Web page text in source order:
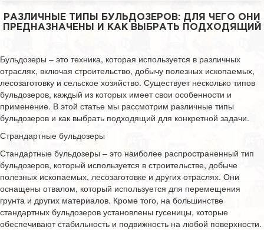
РАЗЛИЧНЫЕ ТИПЫ БУЛЬДОЗЕРОВ: ДЛЯ ЧЕГО ОНИ
ПРЕДНАЗНАЧЕНЫ И КАК ВЫБРАТЬ ПОДХОДЯЩИЙ
Бульдозеры – это техника, которая используется в различных
отраслях, включая строительство, добычу полезных ископаемых,
лесозаготовку и сельское хозяйство. Существует несколько типов
бульдозеров, каждый из которых имеет свои особенности и
применение. В этой статье мы рассмотрим различные типы
бульдозеров и как выбрать подходящий для конкретной задачи.
Страндартные бульдозеры
Стандартные бульдозеры – это наиболее распространенный тип
бульдозеров, который используется в строительстве, добыче
полезных ископаемых, лесозаготовке и других отраслях. Они
оснащены отвалом, который используется для перемещения
грунта и других материалов. Кроме того, на большинстве
стандартных бульдозеров установлены гусеницы, которые
обеспечивают стабильность и подвижность на любой поверхности.